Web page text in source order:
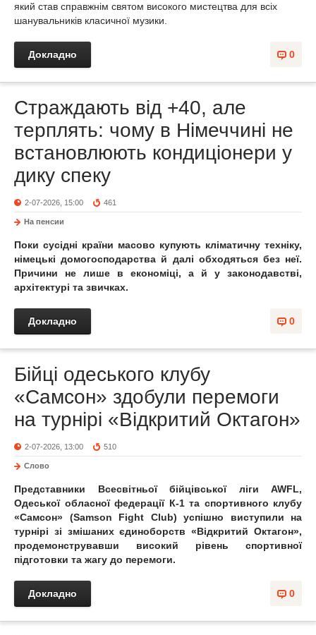
який став справжнім святом високого мистецтва для всіх
шанувальників класичної музики.
0
Докладно
Страждають від +40, але
терплять: чому в Німеччині не
встановлюють кондиціонери у
дику спеку
2-07-2026, 15:00 461
На пенсии
Поки сусідні країни масово купують кліматичну техніку,
німецькі домогосподарства й далі обходяться без неї.
Причини не лише в економіці, а й у законодавстві,
архітектурі та звичках.
0
Докладно
Бійці одеського клубу
«Самсон» здобули перемоги
на турнірі «Відкритий Октагон»
2-07-2026, 13:00 510
Слово
Представники Всесвітньої бійцівської ліги AWFL,
Одеської обласної федерації К-1 та спортивного клубу
«Самсон» (Samson Fight Club) успішно виступили на
турнірі зі змішаних єдиноборств «Відкритий Октагон»,
продемонструвавши високий рівень спортивної
підготовки та жагу до перемоги.
0
Докладно